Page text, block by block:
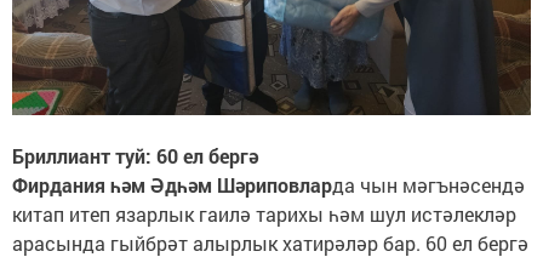
Бриллиант туй: 60 ел бергә
Фирдания һәм Әдһәм Шәриповларда чын мәгънәсендә
китап итеп язарлык гаилә тарихы һәм шул истәлекләр
арасында гыйбрәт алырлык хатирәләр бар. 60 ел бергә